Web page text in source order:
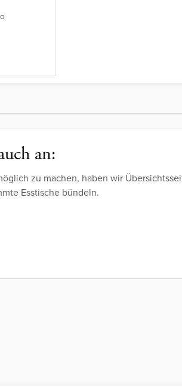
an:
zu machen, haben wir
Esstische bündeln.